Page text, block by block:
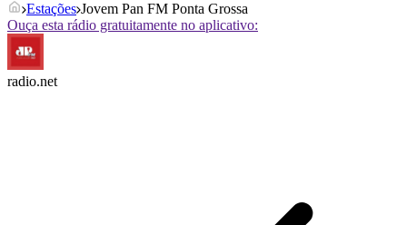
Estações Jovem Pan FM Ponta Grossa
Ouça esta rádio gratuitamente no aplicativo:
radio.net